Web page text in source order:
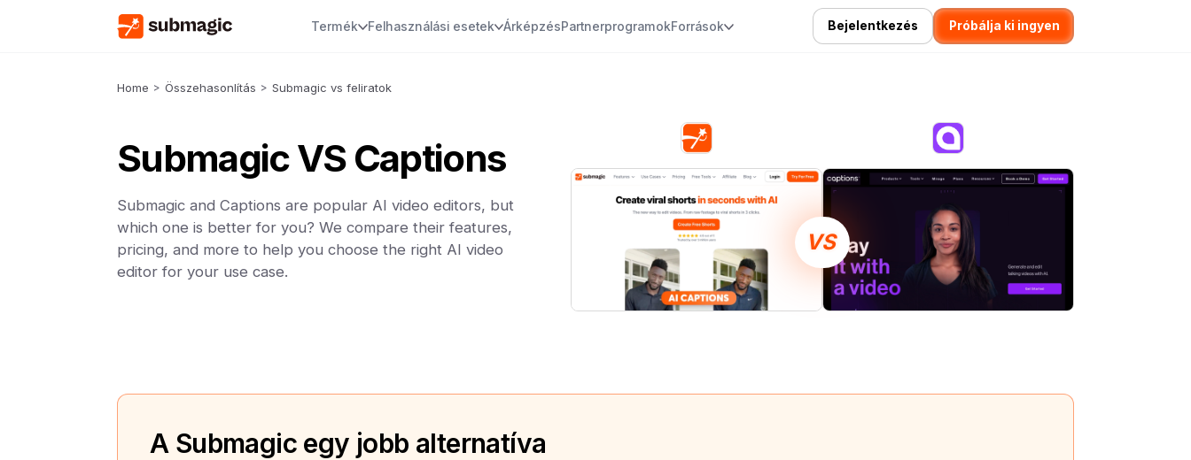
Termék Felhasználási esetek ÁrképzésPartnerprogramokForrások Bejelentkezés Próbálja ki ingyen
Home > Összehasonlítás > Submagic vs feliratok
Submagic VS Captions
Submagic and Captions are popular AI video editors, but
which one is better for you? We compare their features,
pricing, and more to help you choose the right AI video
editor for your use case.
VS
A Submagic egy jobb alternatíva